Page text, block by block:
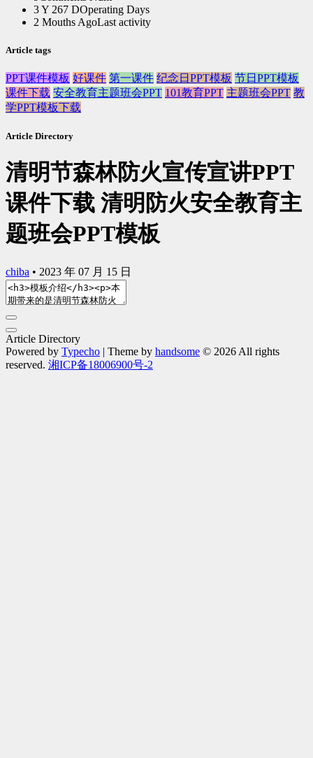
3 Y 267 DOperating Days
2 Mouths AgoLast activity
Article tags
PPT课件模板 好课件 第一课件 纪念日PPT模板 节日PPT模板
课件下载 安全教育主题班会PPT 101教育PPT 主题班会PPT 教
学PPT模板下载
Article Directory
清明节森林防火宣传宣讲PPT
课件下载 清明防火安全教育主
题班会PPT模板
chiba • 2023 年 07 月 15 日
Article Directory
Powered by Typecho | Theme by handsome © 2026 All rights
reserved. 湘ICP备18006900号-2